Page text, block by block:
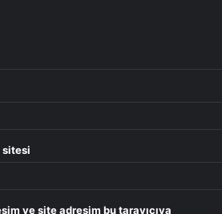
sitesi
ve site adresim bu tarayıcıya